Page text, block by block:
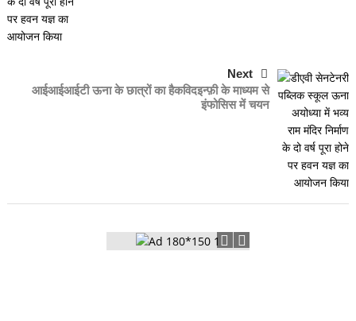
Next
आईआईआईटी ऊना के छात्रों का हैकविदइन्फ़ी के माध्यम से
इंफोसिस में चयन